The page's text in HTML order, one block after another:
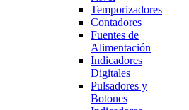
Temporizadores
Contadores
Fuentes de
Alimentación
Indicadores
Digitales
Pulsadores y
Botones